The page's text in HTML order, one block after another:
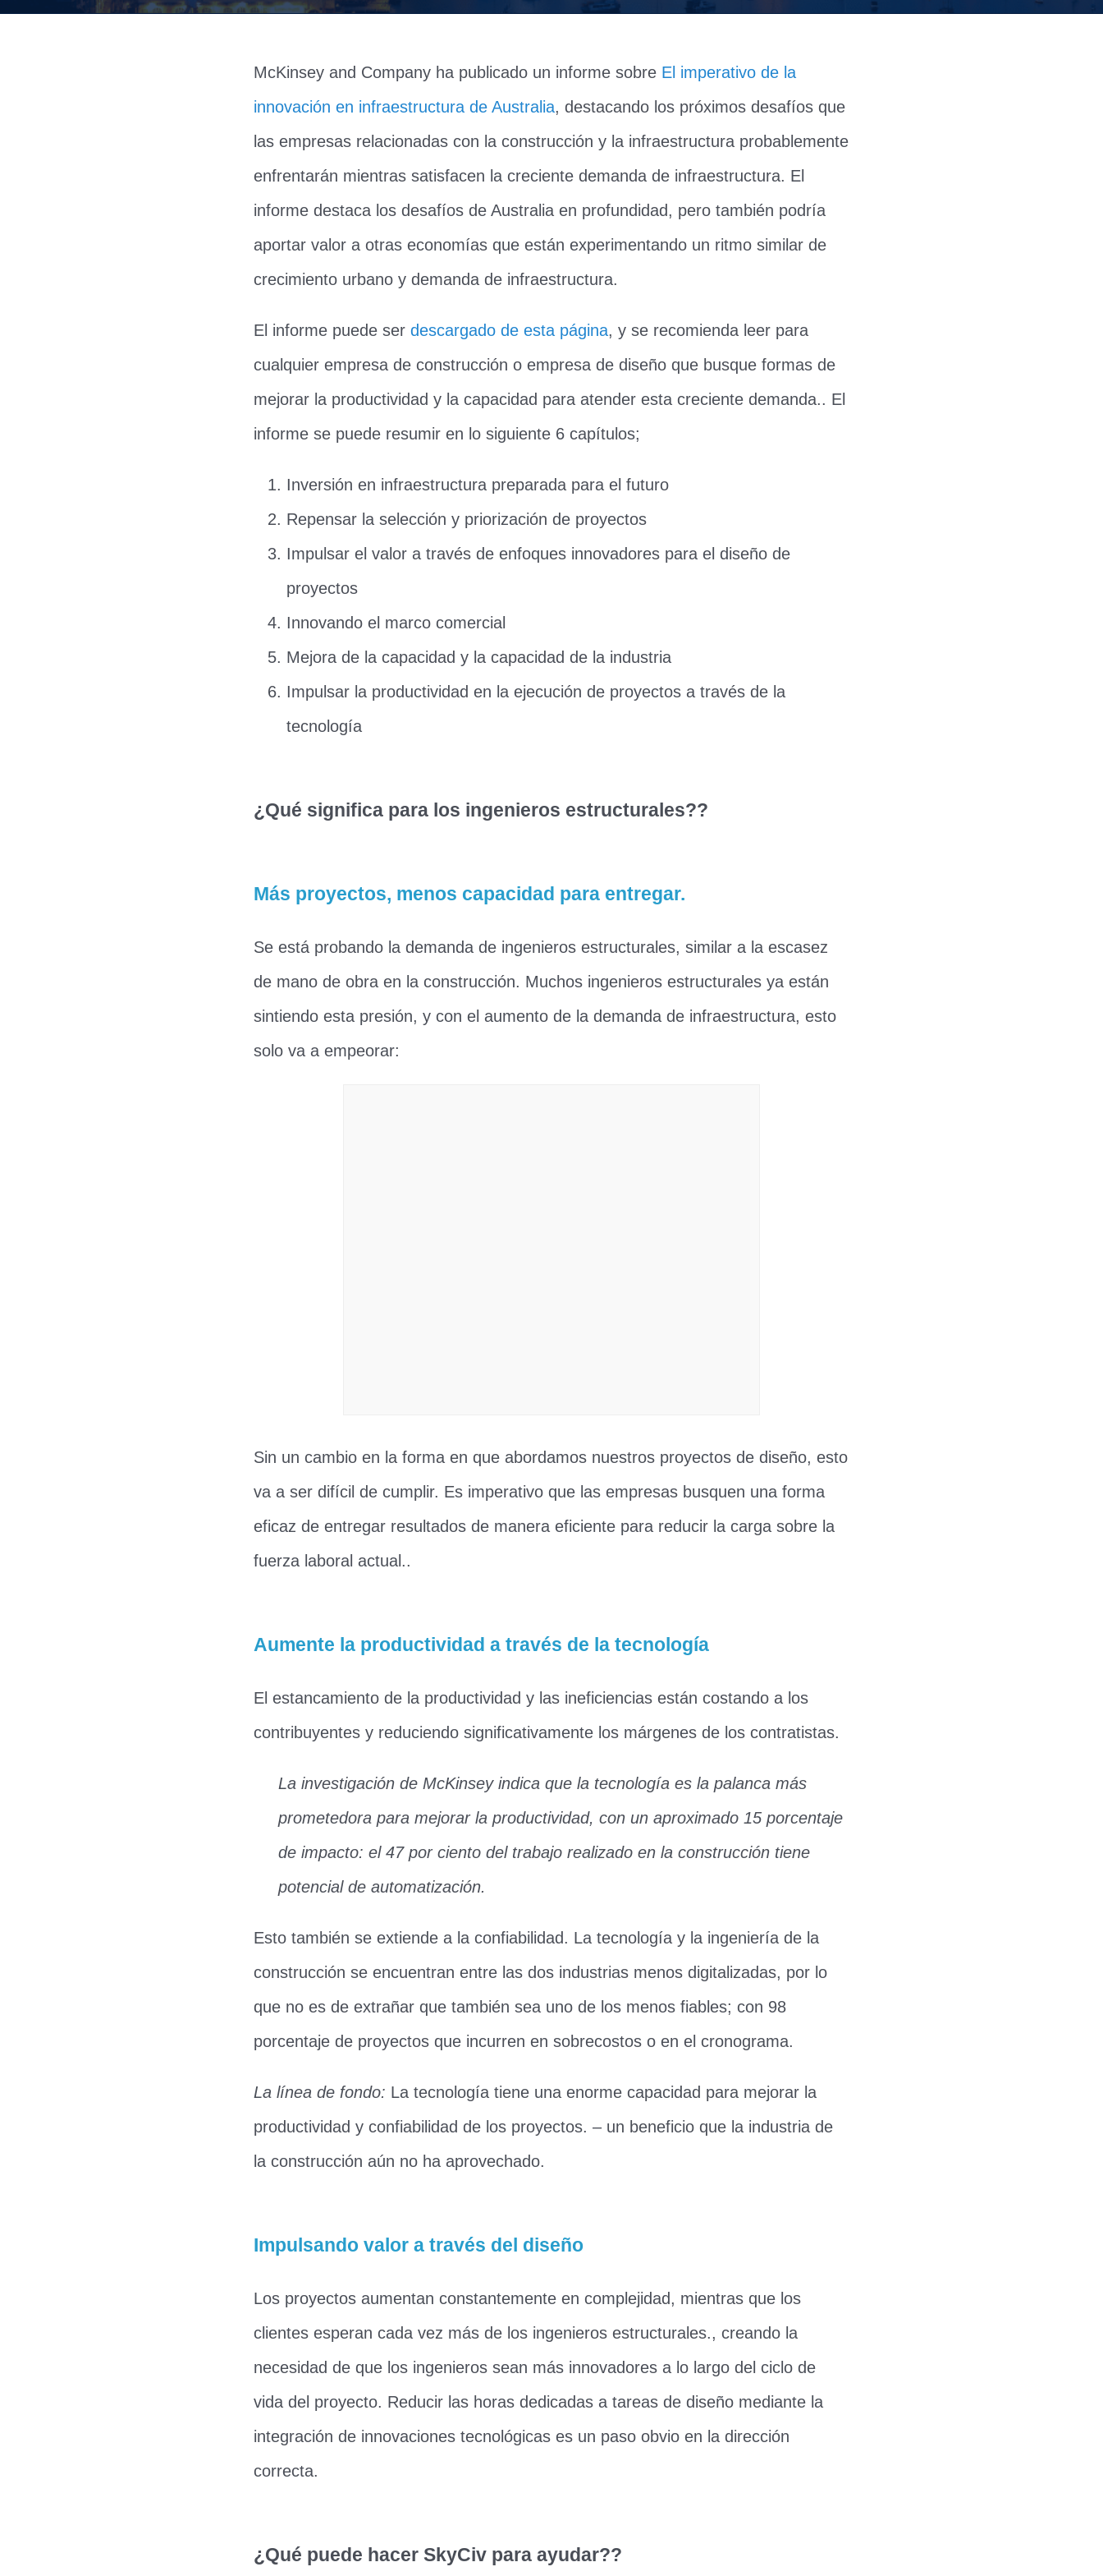
McKinsey and Company ha publicado un informe sobre El imperativo de la
innovación en infraestructura de Australia, destacando los próximos desafíos que
las empresas relacionadas con la construcción y la infraestructura probablemente
enfrentarán mientras satisfacen la creciente demanda de infraestructura. El
informe destaca los desafíos de Australia en profundidad, pero también podría
aportar valor a otras economías que están experimentando un ritmo similar de
crecimiento urbano y demanda de infraestructura.
El informe puede serdescargado de esta página, y se recomienda leer para
cualquier empresa de construcción o empresa de diseño que busque formas de
mejorar la productividad y la capacidad para atender esta creciente demanda.. El
informe se puede resumir en lo siguiente 6 capítulos;
Inversión en infraestructura preparada para el futuro
Repensar la selección y priorización de proyectos
Impulsar el valor a través de enfoques innovadores para el diseño de
proyectos
Innovando el marco comercial
Mejora de la capacidad y la capacidad de la industria
Impulsar la productividad en la ejecución de proyectos a través de la
tecnología
¿Qué significa para los ingenieros estructurales??
Más proyectos, menos capacidad para entregar.
Se está probando la demanda de ingenieros estructurales, similar a la escasez
de mano de obra en la construcción. Muchos ingenieros estructurales ya están
sintiendo esta presión, y con el aumento de la demanda de infraestructura, esto
solo va a empeorar:
Sin un cambio en la forma en que abordamos nuestros proyectos de diseño, esto
va a ser difícil de cumplir. Es imperativo que las empresas busquen una forma
eficaz de entregar resultados de manera eficiente para reducir la carga sobre la
fuerza laboral actual..
Aumente la productividad a través de la tecnología
El estancamiento de la productividad y las ineficiencias están costando a los
contribuyentes y reduciendo significativamente los márgenes de los contratistas.
La investigación de McKinsey indica que la tecnología es la palanca más
prometedora para mejorar la productividad, con un aproximado 15 porcentaje
de impacto: el 47 por ciento del trabajo realizado en la construcción tiene
potencial de automatización.
Esto también se extiende a la confiabilidad. La tecnología y la ingeniería de la
construcción se encuentran entre las dos industrias menos digitalizadas, por lo
que no es de extrañar que también sea uno de los menos fiables; con 98
porcentaje de proyectos que incurren en sobrecostos o en el cronograma.
La línea de fondo: La tecnología tiene una enorme capacidad para mejorar la
productividad y confiabilidad de los proyectos. – un beneficio que la industria de
la construcción aún no ha aprovechado.
Impulsando valor a través del diseño
Los proyectos aumentan constantemente en complejidad, mientras que los
clientes esperan cada vez más de los ingenieros estructurales., creando la
necesidad de que los ingenieros sean más innovadores a lo largo del ciclo de
vida del proyecto. Reducir las horas dedicadas a tareas de diseño mediante la
integración de innovaciones tecnológicas es un paso obvio en la dirección
correcta.
¿Qué puede hacer SkyCiv para ayudar??